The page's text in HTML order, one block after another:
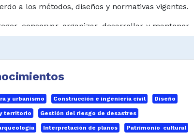
a los métodos, diseños y normativas vigentes.
conservar, organizar, desarrollar y mantener
cultural construido, ya sea privado o
vigentes.
e intervenir bienes inmuebles y demás
cultural construido de acuerdo a los
diseños y normatividad vigente.
acciones de inventario y valoración del
y urbanismo Construcción e ingeniería civil Diseño
territorio Gestión del riesgo de desastres
Interpretación de planos Patrimonio cultural